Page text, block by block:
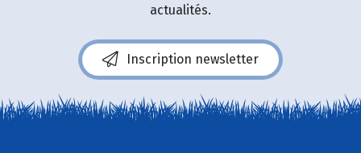
actualités.
Inscription newsletter